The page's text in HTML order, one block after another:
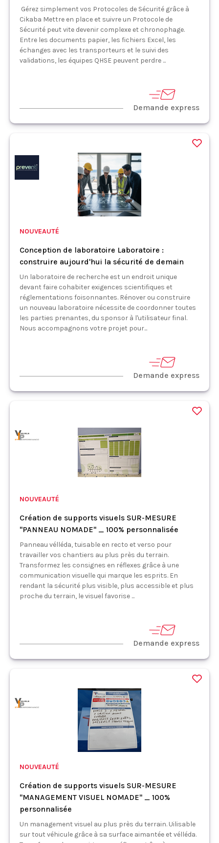
Gérez simplement vos Protocoles de Sécurité grâce à
Cikaba Mettre en place et suivre un Protocole de
Sécurité peut vite devenir complexe et chronophage.
Entre les documents papier, les fichiers Excel, les
échanges avec les transporteurs et le suivi des
validations, les équipes QHSE peuvent perdre ...
Demande express
NOUVEAUTÉ
Conception de laboratoire Laboratoire :
construire aujourd'hui la sécurité de demain
Un laboratoire de recherche est un endroit unique
devant faire cohabiter exigences scientifiques et
réglementations foisonnantes. Rénover ou construire
un nouveau laboratoire nécessite de coordonner toutes
les parties prenantes, du sponsor à l'utilisateur final.
Nous accompagnons votre projet pour...
Demande express
NOUVEAUTÉ
Création de supports visuels SUR-MESURE
"PANNEAU NOMADE" _ 100% personnalisée
Panneau vélléda, tuisable en recto et verso pour
travailler vos chantiers au plus près du terrain.
Transformez les consignes en réflexes grâce à une
communication visuelle qui marque les esprits. En
rendant la sécurité plus visible, plus accessible et plus
proche du terrain, le visuel favorise ...
Demande express
NOUVEAUTÉ
Création de supports visuels SUR-MESURE
"MANAGEMENT VISUEL NOMADE" _ 100%
personnalisée
Un management visuel au plus près du terrain. Uilisable
sur tout véhicule grâce à sa surface aimantée et vélléda.